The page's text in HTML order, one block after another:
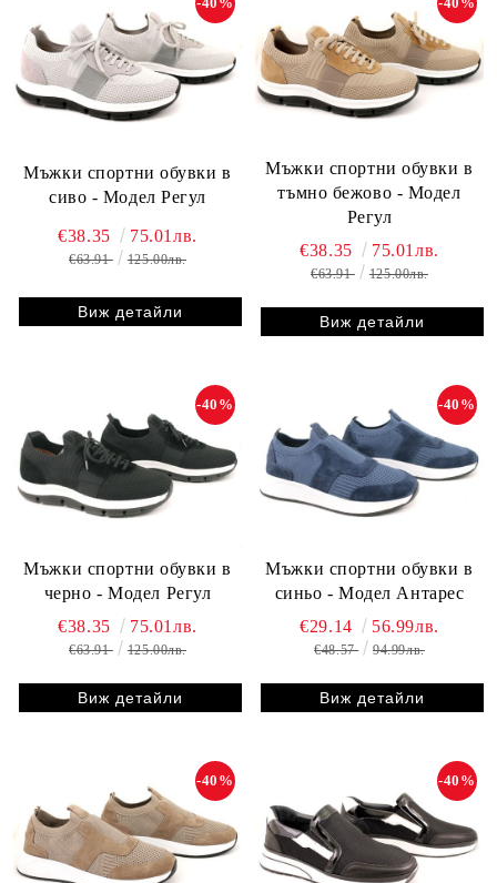
Мъжки спортни обувки в
сиво - Модел Регул
€38.35 75.01лв.
€63.91 125.00лв.
Виж детайли
Мъжки спортни обувки в
тъмно бежово - Модел
Регул
€38.35 75.01лв.
€63.91 125.00лв.
Виж детайли
Мъжки спортни обувки в
черно - Модел Регул
-40%
€38.35 75.01лв.
€63.91 125.00лв.
Виж детайли
Мъжки спортни обувки в
синьо - Модел Антарес
-40%
€29.14 56.99лв.
€48.57 94.99лв.
Виж детайли
-40% -40%